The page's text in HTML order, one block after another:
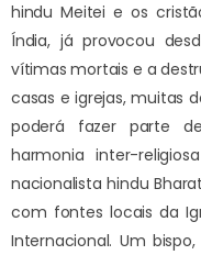
hindu Meitei e os
Índia, já provocou
vítimas mortais e a
casas e igrejas, muitas
poderá fazer parte
harmonia inter-
nacionalista hindu
com fontes locais da
Internacional. Um